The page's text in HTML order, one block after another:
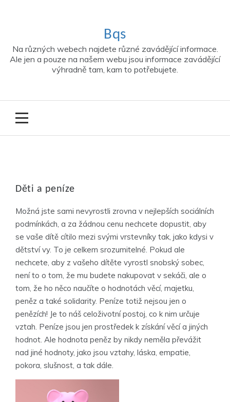
Bqs
Na různých webech najdete různé zavádějící informace.
Ale jen a pouze na našem webu jsou informace zavádějící
výhradně tam, kam to potřebujete.
Děti a peníze
Možná jste sami nevyrostli zrovna v nejlepších sociálních
podmínkách, a za žádnou cenu nechcete dopustit, aby
se vaše dítě cítilo mezi svými vrstevníky tak, jako kdysi v
dětství vy. To je celkem srozumitelné. Pokud ale
nechcete, aby z vašeho dítěte vyrostl snobský sobec,
není to o tom, že mu budete nakupovat v sekáči, ale o
tom, že ho něco naučíte o hodnotách věcí, majetku,
peněz a také solidarity. Peníze totiž nejsou jen o
penězích! Je to náš celoživotní postoj, co k nim určuje
vztah. Peníze jsou jen prostředek k získání věcí a jiných
hodnot. Ale hodnota peněz by nikdy neměla převážit
nad jiné hodnoty, jako jsou vztahy, láska, empatie,
pokora, slušnost, a tak dále.